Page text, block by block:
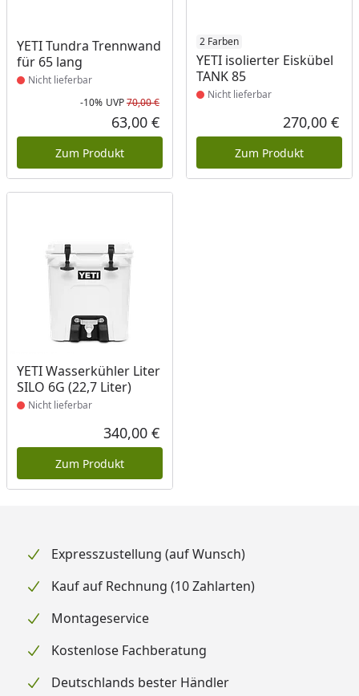
YETI Tundra Trennwand
für 65 lang
Produkt nicht lieferbar
Nicht lieferbar
Rabatt in Prozent
-10%
Ursprünglicher Preis
UVP70,00 €
Aktueller Preis
63,00 €
Zum Produkt
2 Farben
YETI isolierter Eiskübel
TANK 85
Produkt nicht lieferbar
Nicht lieferbar
270,00 €
Zum Produkt
YETI Wasserkühler Liter
SILO 6G (22,7 Liter)
Produkt nicht lieferbar
Nicht lieferbar
Aktueller Preis
340,00 €
Zum Produkt
Expresszustellung (auf Wunsch)
Kauf auf Rechnung (10 Zahlarten)
Montageservice
Kostenlose Fachberatung
Deutschlands bester Händler